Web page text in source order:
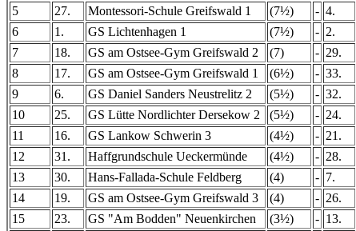
5
27. Montessori-Schule Greifswald 1 (7½) - 4.
6
1. GS Lichtenhagen 1 (7½) - 2.
7
18. GS am Ostsee-Gym Greifswald 2 (7) - 29.
8
17. GS am Ostsee-Gym Greifswald 1 (6½) - 33.
9
6. GS Daniel Sanders Neustrelitz 2 (5½) - 32.
10
25. GS Lütte Nordlichter Dersekow 2 (5½) - 24.
11
16. GS Lankow Schwerin 3 (4½) - 21.
12
31. Haffgrundschule Ueckermünde (4½) - 28.
13
30. Hans-Fallada-Schule Feldberg (4) - 7.
14
19. GS am Ostsee-Gym Greifswald 3 (4) - 26.
15
23. GS "Am Bodden" Neuenkirchen (3½) - 13.